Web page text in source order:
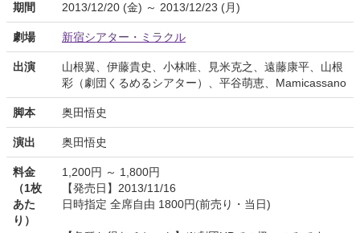
期間 2013/12/20 (金) ～ 2013/12/23 (月)
劇場 新宿シアター・ミラクル
出演
山根翼、伊藤貴史、小林唯、見米克之、遠藤康平、山根
彩（劇団くるめるシアター）、平谷萌恵、Mamicassano
脚本 奥田悟史
演出 奥田悟史
料金
（1枚
あた
り）
1,200円 ～ 1,800円
【発売日】2013/11/16
日時指定 全席自由 1800円(前売り・当日)